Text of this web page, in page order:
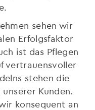
sehen wir
Erfolgsfaktor
ist das Pflegen
vertrauensvoller
stehen die
Kunden.
konsequent an